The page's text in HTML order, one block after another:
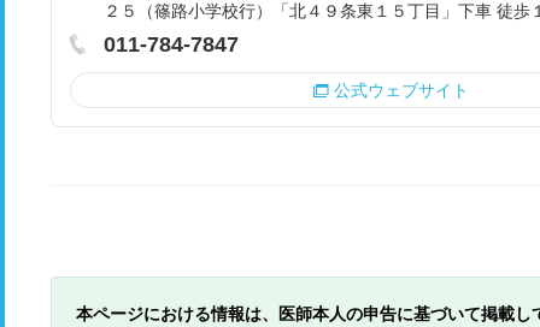
２５（篠路小学校行）「北４９条東１５丁目」下車 徒歩
011-784-7847
公式ウェブサイト
本ページにおける情報は、医師本人の申告に基づいて掲載